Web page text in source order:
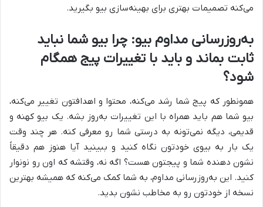
می‌کنه تصمیمات بهتری برای بهینه‌سازی بیو بگیرید.
به‌روزرسانی مداوم بیو: چرا بیو شما نباید
ثابت بماند و باید با تغییرات پیج همگام
شود؟
همونطور که پیج شما رشد می‌کنه، محتوا و اهدافتون تغییر می‌کنه،
بیو شما هم باید همراه با این تغییرات به‌روز بشه. یک بیو کهنه و
قدیمی، دیگه نمی‌تونه به درستی شما رو معرفی کنه. هر چند وقت
یک بار به بیوی خودتون نگاه کنید و ببینید آیا هنوز هم دقیقاً
نشون دهنده شما و پیجتون هست؟ اگه نه، وقتشه که اون رو نونوار
کنید. این به‌روزرسانی مداوم، به شما کمک می‌کنه که همیشه بهترین
نسخه از خودتون رو به مخاطب نشون بدید.